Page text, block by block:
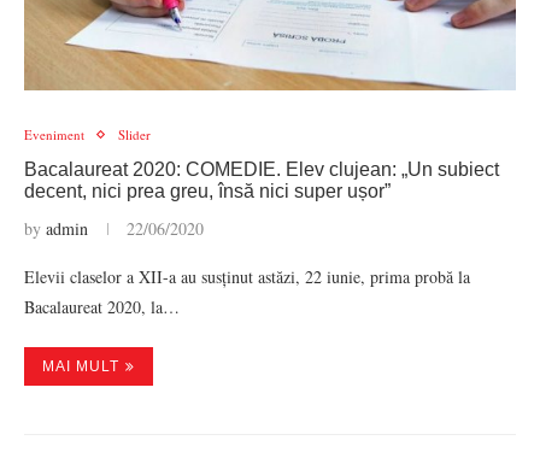
Eveniment Slider
Bacalaureat 2020: COMEDIE. Elev clujean: „Un subiect
decent, nici prea greu, însă nici super ușor”
by admin 22/06/2020
Elevii claselor a XII-a au susținut astăzi, 22 iunie, prima probă la
Bacalaureat 2020, la…
MAI MULT